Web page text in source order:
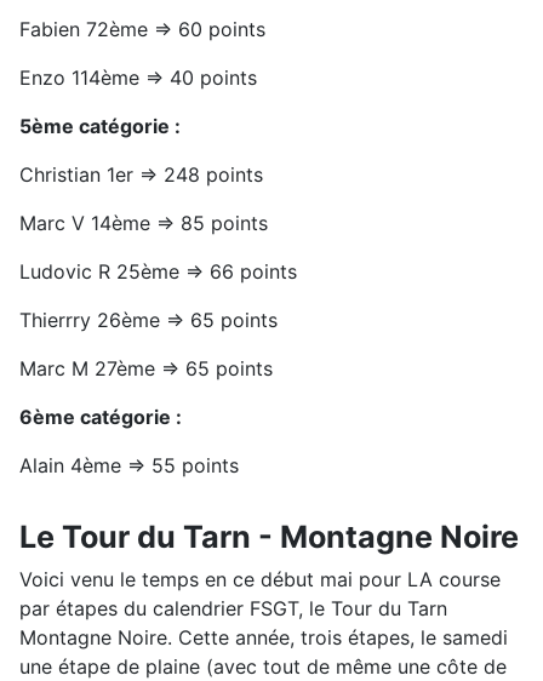
Fabien 72ème => 60 points
Enzo 114ème => 40 points
5ème catégorie :
Christian 1er => 248 points
Marc V 14ème => 85 points
Ludovic R 25ème => 66 points
Thierrry 26ème => 65 points
Marc M 27ème => 65 points
6ème catégorie :
Alain 4ème => 55 points
Le Tour du Tarn - Montagne Noire
Voici venu le temps en ce début mai pour LA course
par étapes du calendrier FSGT, le Tour du Tarn
Montagne Noire. Cette année, trois étapes, le samedi
une étape de plaine (avec tout de même une côte de